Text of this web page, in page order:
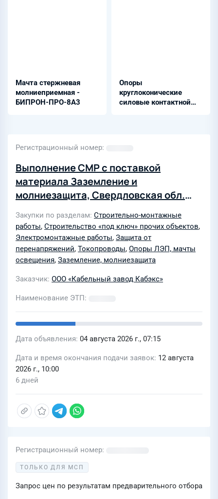
Мачта стержневая
молниеприемная -
БИПРОН-ПРО-8А3
Опоры
круглоконические
силовые контактной
Регистрационный номер
Выполнение СМР с поставкой
материала Заземление и
молниезащита, Свердловская обл.
Закупки по разделам Строительно-монтажные
работы, Строительство «под ключ» прочих объектов,
Электромонтажные работы, Защита от
перенапряжений, Токопроводы, Опоры ЛЭП, мачты
освещения, Заземление, молниезащита
Заказчик ООО «Кабельный завод Кабэкс»
Наименование ЭТП
Дата объявления 04 августа 2026 г., 07:15
Дата и время окончания подачи заявок 12 августа
2026 г., 10:00
6 дней
Регистрационный номер
ТОЛЬКО ДЛЯ МСП
Запрос цен по результатам предварительного отбора